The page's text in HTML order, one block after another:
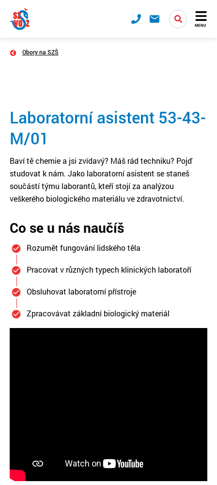
MENU
Obory na SZŠ
Laboratorní asistent 53-43-
M/01
Baví tě chemie a jsi zvídavý? Máš rád techniku? Pojď
studovat k nám. Jako laboratorní asistent se staneš
součástí týmu laborantů, kteří stojí za analýzou
veškerého biologického materiálu ve zdravotnictví.
Co se u nás naučíš
Rozumět fungování lidského těla
Pracovat v různých typech klinických laboratoří
Obsluhovat laboratorní přístroje
Zpracovávat základní biologický materiál